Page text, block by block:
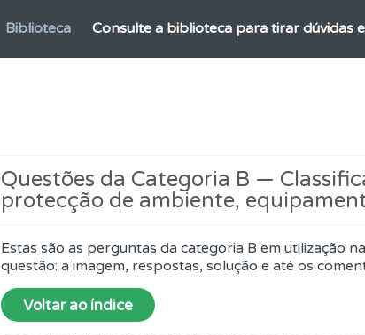
Biblioteca Consulte a biblioteca para tirar dúvidas
Conta Crie uma conta para ter acesso às suas
Questões Pode guardar uma questão colocando-a
Perfil O Índice Bom Condutor dá-lhe uma ideia da
Questões da Categoria B —
protecção de ambiente,
Estas são as perguntas da categoria B em utilização
questão: a imagem, respostas, solução e até os
Voltar ao índice